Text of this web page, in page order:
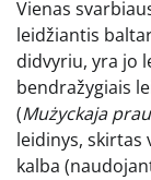
Vienas
leidžiantis
didvyriu, yra jo
bendražygiais
(Mużyckaja
leidinys, skirtas
kalba